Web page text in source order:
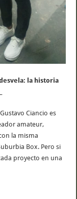
la historia
Ciancio es
amateur,
la misma
Box. Pero si
proyecto en una